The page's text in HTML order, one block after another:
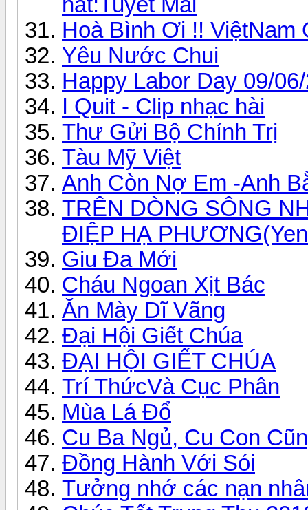
Hoà Bình Ơi !! ViệtNam
Yêu Nước Chui
Happy Labor Day 09/
I Quit - Clip nhạc hài
Thư Gửi Bộ Chính Trị
Tàu Mỹ Việt
Anh Còn Nợ Em -Anh
TRÊN DÒNG SÔNG
ĐIỆP HẠ
Giu Đa Mới
Cháu Ngoan Xịt Bác
Ăn Mày Dĩ Vãng
Đại Hội Giết Chúa
ĐẠI HỘI GIẾT CHÚA
Trí ThứcVà Cục Phân
Mùa Lá Đổ
Cu Ba Ngủ, Cu Con
Đồng Hành Với Sói
Tưởng nhớ các nạn